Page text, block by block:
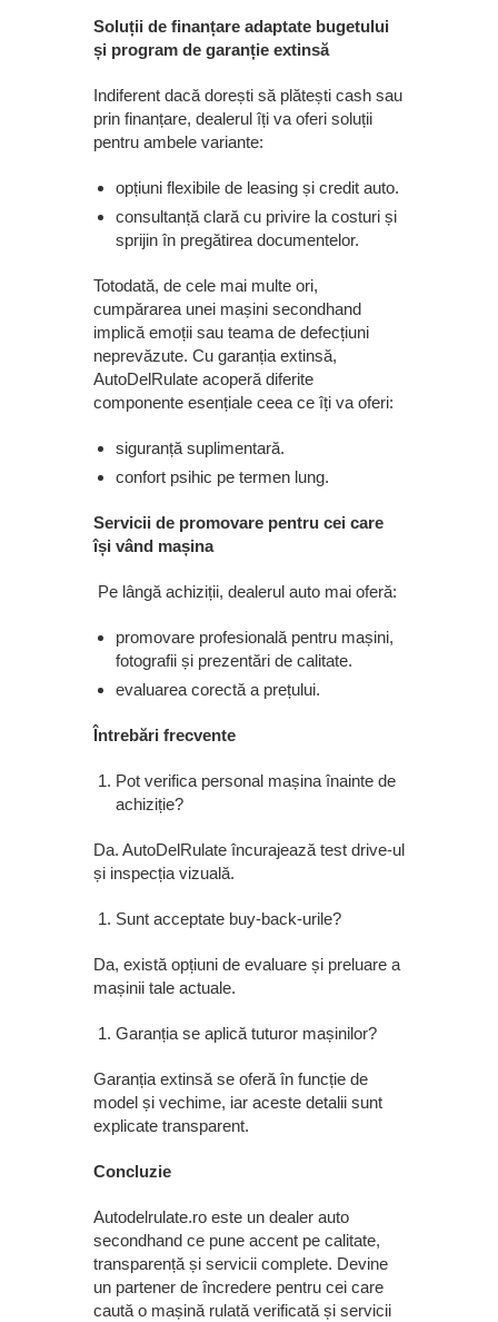
Soluții de finanțare adaptate bugetului
și program de garanție extinsă
Indiferent dacă dorești să plătești cash sau
prin finanțare, dealerul îți va oferi soluții
pentru ambele variante:
opțiuni flexibile de leasing și credit auto.
consultanță clară cu privire la costuri și
sprijin în pregătirea documentelor.
Totodată, de cele mai multe ori,
cumpărarea unei mașini secondhand
implică emoții sau teama de defecțiuni
neprevăzute. Cu garanția extinsă,
AutoDelRulate acoperă diferite
componente esențiale ceea ce îți va oferi:
siguranță suplimentară.
confort psihic pe termen lung.
Servicii de promovare pentru cei care
își vând mașina
Pe lângă achiziții, dealerul auto mai oferă:
promovare profesională pentru mașini,
fotografii și prezentări de calitate.
evaluarea corectă a prețului.
Întrebări frecvente
Pot verifica personal mașina înainte de
achiziție?
Da. AutoDelRulate încurajează test drive-ul
și inspecția vizuală.
Sunt acceptate buy-back-urile?
Da, există opțiuni de evaluare și preluare a
mașinii tale actuale.
Garanția se aplică tuturor mașinilor?
Garanția extinsă se oferă în funcție de
model și vechime, iar aceste detalii sunt
explicate transparent.
Concluzie
Autodelrulate.ro este un dealer auto
secondhand ce pune accent pe calitate,
transparență și servicii complete. Devine
un partener de încredere pentru cei care
caută o mașină rulată verificată și servicii